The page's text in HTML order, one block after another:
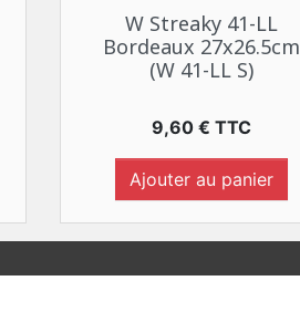
Aperçu rapide
W Streaky 41-LL
Bordeaux 27x26.5cm
(W 41-LL S)
Prix
9,60 € TTC
Ajouter au panier